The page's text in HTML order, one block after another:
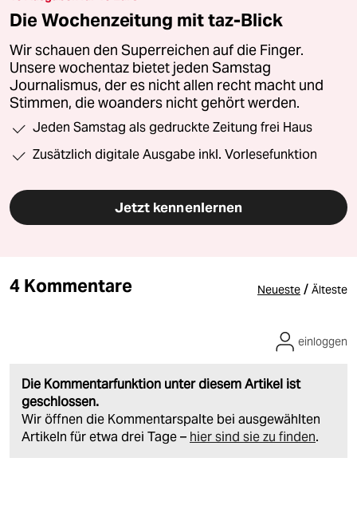
Die Wochenzeitung mit taz-Blick
Wir schauen den Superreichen auf die Finger.
Unsere wochentaz bietet jeden Samstag
Journalismus, der es nicht allen recht macht und
Stimmen, die woanders nicht gehört werden.
Jeden Samstag als gedruckte Zeitung frei Haus
Zusätzlich digitale Ausgabe inkl. Vorlesefunktion
Jetzt kennenlernen
4 Kommentare Neueste / Älteste
Die Kommentarfunktion unter diesem Artikel ist
geschlossen.
Wir öffnen die Kommentarspalte bei ausgewählten
Artikeln für etwa drei Tage – hier sind sie zu finden.
einloggen